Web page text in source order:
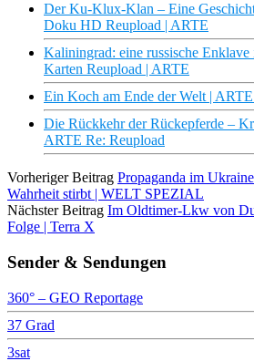
Der Ku-Klux-Klan – Eine
Doku HD Reupload | ARTE
Kaliningrad: eine russische
Karten Reupload | ARTE
Ein Koch am Ende der Welt |
Die Rückkehr der Rückepferde –
ARTE Re: Reupload
Vorheriger Beitrag Propaganda im
Wahrheit stirbt | WELT SPEZIAL
Nächster Beitrag Im Oldtimer-Lkw von
Folge | Terra X
Sender & Sendungen
360° – GEO Reportage
37 Grad
3sat